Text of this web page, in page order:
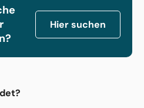
Hier suchen